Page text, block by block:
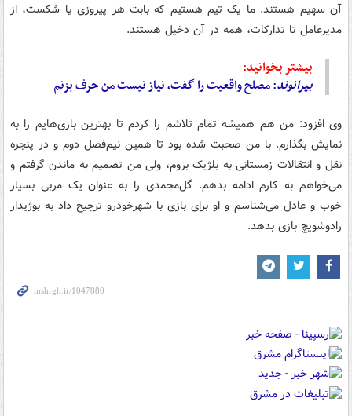
آن سهیم هستند. ما یک تیم هستیم که بابت هر پیروزی یا شکست، از
مدیرعامل تا تدارکات، همه در آن دخیل هستند.
بیشتر بخوانید:
بیرانوند: مصلح واقعیت را گفت، نیاز نیست من حرف بزنم
وی افزود: من هم همیشه تمام تلاشم را کردم تا بهترین بازی‌هایم را به
نمایش بگذارم. با من صحبت شده بود تا همین نیم‌فصل دوم و در پنجره
نقل و انتقالات زمستانی به بلژیک بروم، ولی من تصمیم به ماندن گرفتم و
می‌خواهم به کارم ادامه بدهم. گل‌محمدی را به عنوان یک مربی بسیار
خوب و عادل می‌شناسم و او برای بازی با شهرخودرو ترجیح داد به بوژیدار
رادوشویچ بازی بدهد.